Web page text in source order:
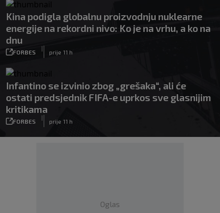
Kina podigla globalnu proizvodnju nuklearne
energije na rekordni nivo: Ko je na vrhu, a ko na
dnu
FORBES
|
prije 11 h
Infantino se izvinio zbog „grešaka“, ali će
ostati predsjednik FIFA-e uprkos sve glasnijim
kritikama
FORBES
|
prije 11 h
Oglas